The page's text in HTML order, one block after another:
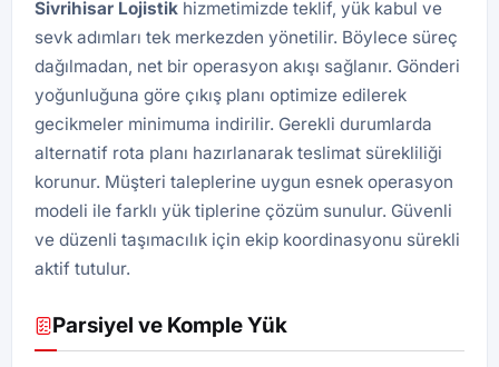
Sivrihisar Lojistik hizmetimizde teklif, yük kabul ve
sevk adımları tek merkezden yönetilir. Böylece süreç
dağılmadan, net bir operasyon akışı sağlanır. Gönderi
yoğunluğuna göre çıkış planı optimize edilerek
gecikmeler minimuma indirilir. Gerekli durumlarda
alternatif rota planı hazırlanarak teslimat sürekliliği
korunur. Müşteri taleplerine uygun esnek operasyon
modeli ile farklı yük tiplerine çözüm sunulur. Güvenli
ve düzenli taşımacılık için ekip koordinasyonu sürekli
aktif tutulur.
Parsiyel ve Komple Yük